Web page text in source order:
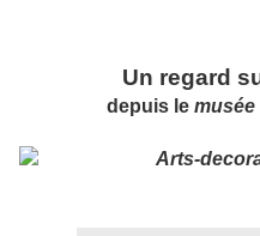
Un regard
depuis le musée